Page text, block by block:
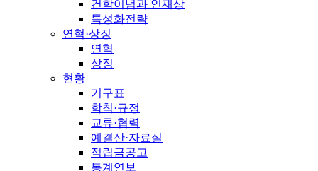
건학이념과 인재상
특성화전략
연혁·상징
연혁
상징
현황
기구표
학칙·규정
교류·협력
예결산·자료실
적립금공고
통계연보